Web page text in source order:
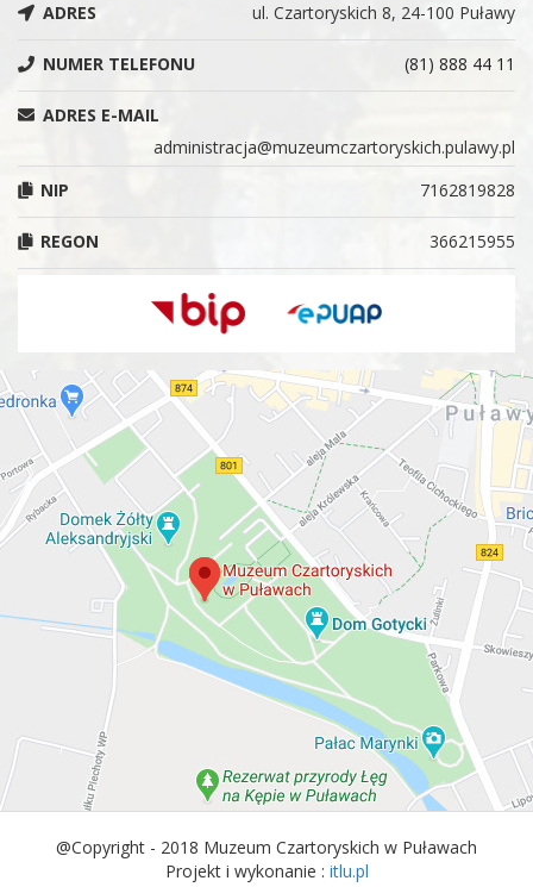
ADRES ul. Czartoryskich 8, 24-100 Puławy
NUMER TELEFONU (81) 888 44 11
ADRES E-MAIL
administracja@muzeumczartoryskich.pulawy.pl
NIP
7162819828
REGON 366215955
@Copyright - 2018 Muzeum Czartoryskich w Puławach
Projekt i wykonanie : itlu.pl